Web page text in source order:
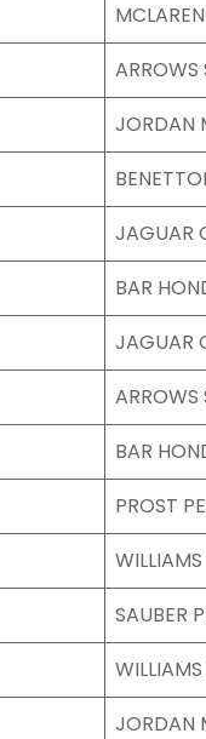
ARROWS
JORDAN
JAGUAR
BAR
JAGUAR
ARROWS
BAR
PROST
SAUBER
JORDAN